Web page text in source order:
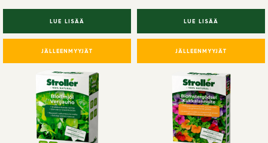
LUE LISÄÄ
JÄLLEENMYYJÄT
LUE LISÄÄ
JÄLLEENMYYJÄT